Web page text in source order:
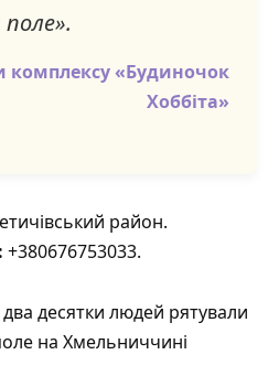
«Будиночок
Хоббіта»
район.
: +380676753033.
десятки людей рятували
на Хмельниччині